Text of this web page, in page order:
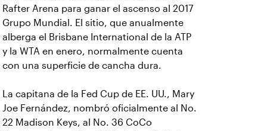
Rafter Arena para ganar el ascenso al 2017
Grupo Mundial. El sitio, que anualmente
alberga el Brisbane International de la ATP
y la WTA en enero, normalmente cuenta
con una superficie de cancha dura.
La capitana de la Fed Cup de EE. UU., Mary
Joe Fernández, nombró oficialmente al No.
22 Madison Keys, al No. 36 CoCo